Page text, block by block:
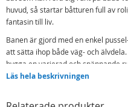
huvud, så startar båtturen full av
fantasin till liv.
Banen är gjord med en enkel
att sätta ihop både väg- och
bygga en varierad och spännande
slott och båthus – som alla bidrar till
Läs hela beskrivningen